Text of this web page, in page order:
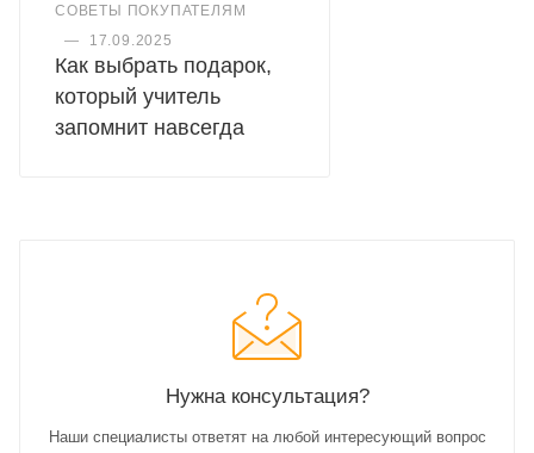
СОВЕТЫ ПОКУПАТЕЛЯМ
—
17.09.2025
Как выбрать подарок,
который учитель
запомнит навсегда
Нужна консультация?
Наши специалисты ответят на любой интересующий вопрос